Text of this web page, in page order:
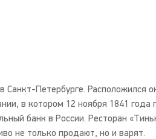
Петербурге. Расположился
в котором 12 ноября 1841 года
банк в России. Ресторан
не только продают, но и варят.